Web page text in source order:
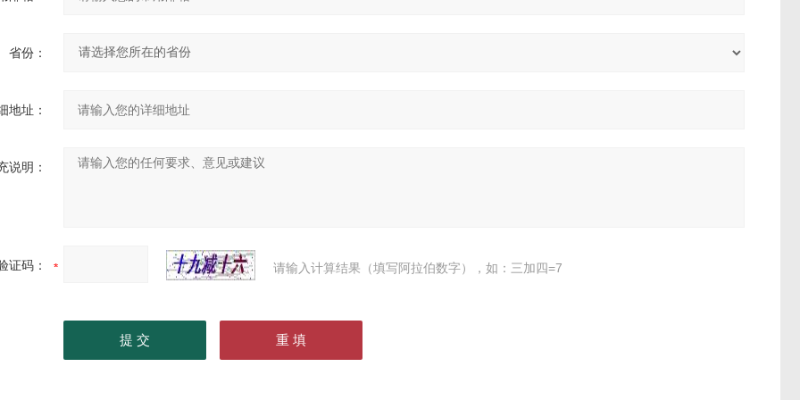
省份：
地址：
说明：
证码： 请输入计算结果（填写阿拉伯数字），如：三加四=7